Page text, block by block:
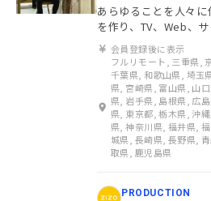
あらゆることを人々
を作り、TV、Web、
会員登録後に表示
フルリモート, 三重県,
千葉県, 和歌山県, 埼玉
県, 宮崎県, 富山県, 山
県, 岩手県, 島根県, 広
県, 東京都, 栃木県, 沖
県, 神奈川県, 福井県,
城県, 長崎県, 長野県,
取県, 鹿児島県
PRODUCTION